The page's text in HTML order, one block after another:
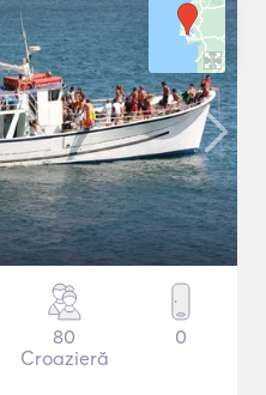
80
Croazieră
0